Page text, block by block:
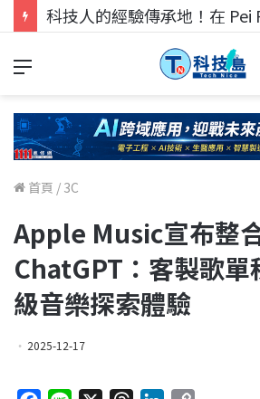
科技人找工作，就到TECH+
首頁 / 3C
Apple Music宣布整
ChatGPT：客製歌單
級音樂探索體驗
2025-12-17